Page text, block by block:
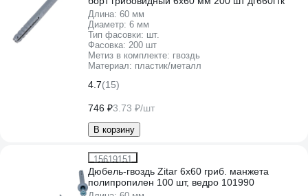
Длина: 60 мм
Диаметр: 6 мм
Тип фасовки: шт.
Фасовка: 200 шт
Метиз в комплекте: гвоздь
Материал: пластик/металл
4.7(15)
746 ₽3.73 ₽/шт
В корзину
15619151
Дюбель-гвоздь Zitar 6x60 гриб. манжета
полипропилен 100 шт, ведро 101990